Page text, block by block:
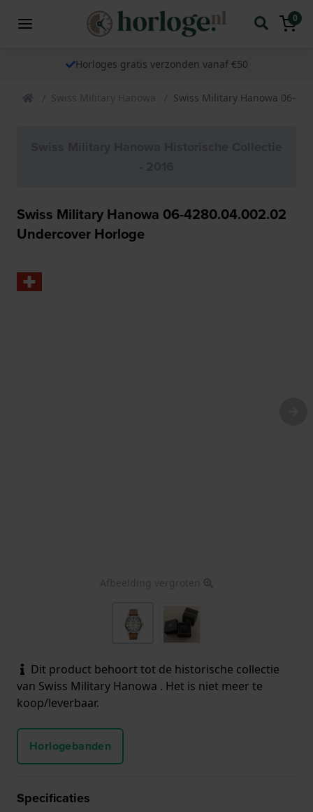
0
Horloges gratis verzonden vanaf €50
Swiss Military Hanowa Swiss Military Hanowa 06-
Swiss Military Hanowa 06-4280.04.002.02
Undercover Horloge
Afbeelding vergroten
Dit product behoort tot de historische collectie
van Swiss Military Hanowa . Het is niet meer te
koop/leverbaar.
Horlogebanden
Specificaties